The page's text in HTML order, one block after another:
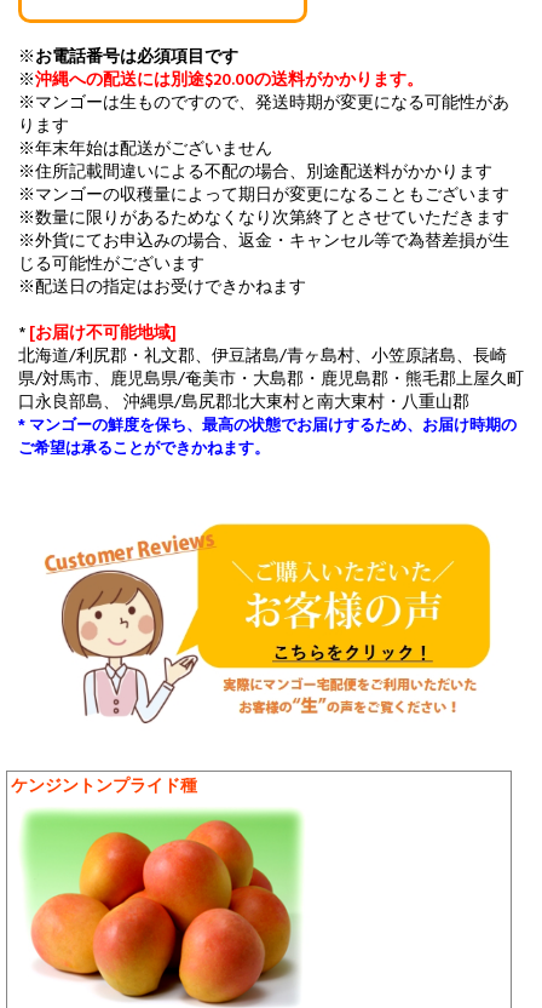
※お電話番号は必須項目です
※沖縄への配送には別途$20.00の送料がかかります。
※マンゴーは生ものですので、発送時期が変更になる可能性があ
ります
※年末年始は配送がございません
※住所記載間違いによる不配の場合、別途配送料がかかります
※マンゴーの収穫量によって期日が変更になることもございます
※数量に限りがあるためなくなり次第終了とさせていただきます
※外貨にてお申込みの場合、返金・キャンセル等で為替差損が生
じる可能性がございます
※配送日の指定はお受けできかねます
*[お届け不可能地域]
北海道/利尻郡・礼文郡、伊豆諸島/青ヶ島村、小笠原諸島、長崎
県/対馬市、鹿児島県/奄美市・大島郡・鹿児島郡・熊毛郡上屋久町
口永良部島、 沖縄県/島尻郡北大東村と南大東村・八重山郡
* マンゴーの鮮度を保ち、最高の状態でお届けするため、お届け時期の
ご希望は承ることができかねます。
ケンジントンプライド種